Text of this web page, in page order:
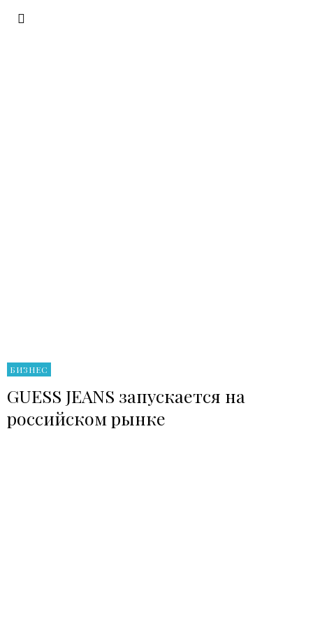
БИЗНЕС
GUESS JEANS запускается на
российском рынке